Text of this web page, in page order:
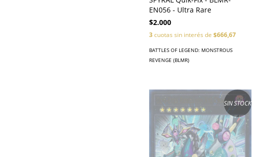
EN056 - Ultra Rare
$2.000
3cuotas sin interés de $666,67
BATTLES OF LEGEND: MONSTROUS
REVENGE (BLMR)
SIN STOCK